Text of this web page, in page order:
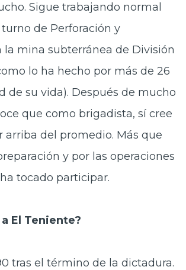
Sigue trabajando normal
de Perforación y
la mina subterránea de División
lo ha hecho por más de 26
de su vida). Después de mucho
que como brigadista, sí cree
arriba del promedio. Más que
y por las operaciones
tocado participar.
El Teniente?
tras el término de la dictadura.